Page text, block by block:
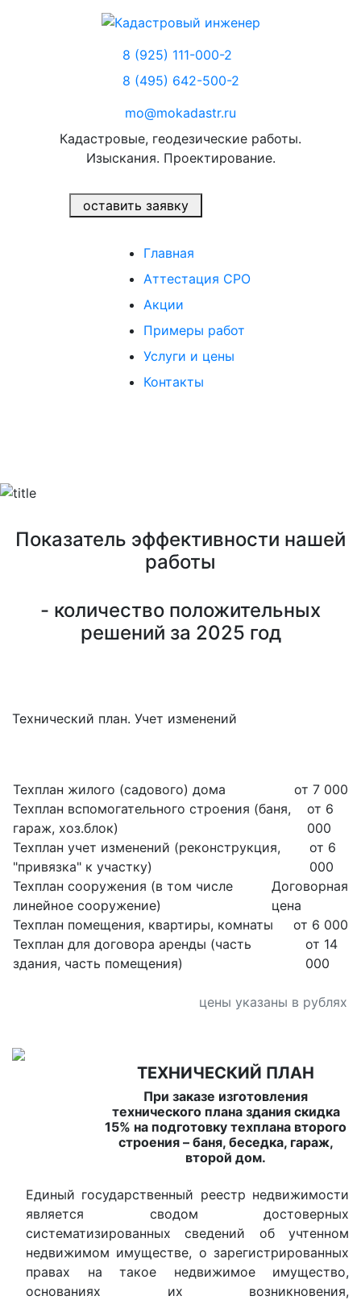
8 (925) 111-000-2
8 (495) 642-500-2
mo@mokadastr.ru
Кадастровые, геодезические работы.
Изыскания. Проектирование.
оставить заявку
Главная
Аттестация СРО
Акции
Примеры работ
Услуги и цены
Контакты
Показатель эффективности нашей
работы
- количество положительных
решений за 2025 год
Технический план. Учет изменений
Техплан жилого (садового) дома
от 7 000
Техплан вспомогательного строения (баня,
гараж, хоз.блок)
от 6
000
Техплан учет изменений (реконструкция,
"привязка" к участку)
от 6
000
Техплан сооружения (в том числе
линейное сооружение)
Договорная
цена
Техплан помещения, квартиры, комнаты
от 6 000
Техплан для договора аренды (часть
здания, часть помещения)
от 14
000
цены указаны в рублях
ТЕХНИЧЕСКИЙ ПЛАН
При заказе изготовления
технического плана здания скидка
15% на подготовку техплана второго
строения – баня, беседка, гараж,
второй дом.
Единый государственный реестр недвижимости
является сводом достоверных
систематизированных сведений об учтенном
недвижимом имуществе, о зарегистрированных
правах на такое недвижимое имущество,
основаниях их возникновения,